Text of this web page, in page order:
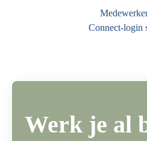
Connect-login
Werk je al